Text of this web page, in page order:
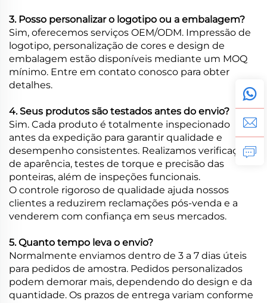
3. Posso personalizar o logotipo ou a embalagem?
Sim, oferecemos serviços OEM/ODM. Impressão de
logotipo, personalização de cores e design de
embalagem estão disponíveis mediante um MOQ
mínimo. Entre em contato conosco para obter
detalhes.
4. Seus produtos são testados antes do envio?
Sim. Cada produto é totalmente inspecionado
antes da expedição para garantir qualidade e
desempenho consistentes. Realizamos verificações
de aparência, testes de torque e precisão das
ponteiras, além de inspeções funcionais.
O controle rigoroso de qualidade ajuda nossos
clientes a reduzirem reclamações pós-venda e a
venderem com confiança em seus mercados.
5. Quanto tempo leva o envio?
Normalmente enviamos dentro de 3 a 7 dias úteis
para pedidos de amostra. Pedidos personalizados
podem demorar mais, dependendo do design e da
quantidade. Os prazos de entrega variam conforme